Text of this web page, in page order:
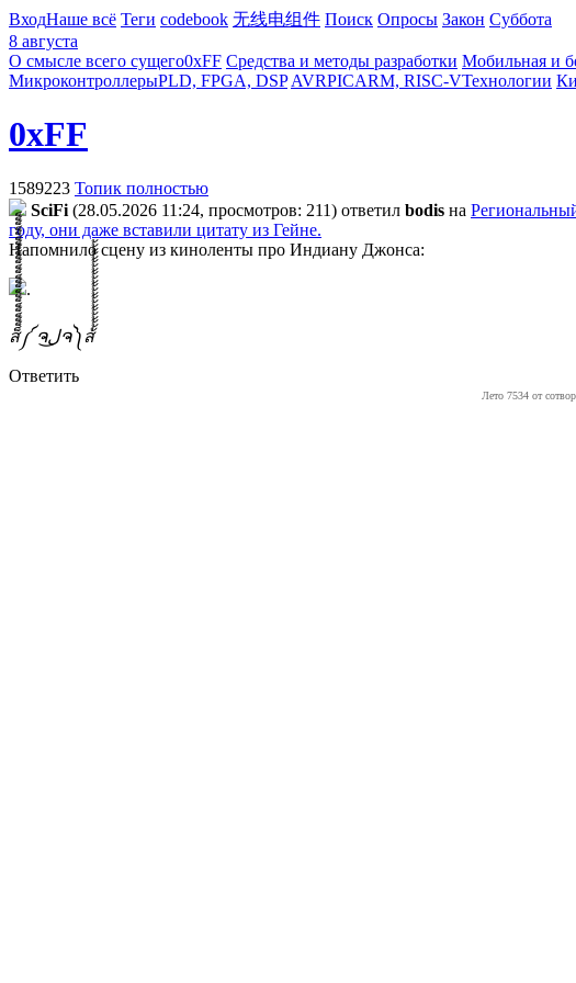
ВходНаше всё Теги codebook 无线电组件 Поиск Опросы Закон Суббота
8 августа
О смысле всего сущего0xFF Средства и методы разработки Мобильная и
МикроконтроллерыPLD, FPGA, DSP AVRPICARM, RISC-VТехнологии
0xFF
1589223 Топик полностью
SciFi (28.05.2026 11:24, просмотров: 211) ответил bodis на
году, они даже вставили цитату из Гейне.
Напомнило сцену из киноленты про Индиану Джонса:
.
ส็็็็็็็็็็็็็็็็็็็็็็็็็༼ ຈل͜ຈ༽ส้้้้้้้้้้้้้้้้้้้้้้้
Ответить
Лето 7534 от